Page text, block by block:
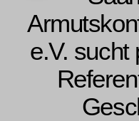
e.V. sucht